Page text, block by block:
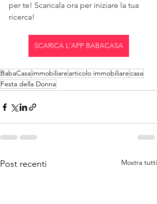
per te! Scaricala ora per iniziare la tua
ricerca!
SCARICA L'APP BABACASA
BabaCasaimmobiliare articolo immobiliarecasa
Festa della Donna
Post recenti Mostra tutti